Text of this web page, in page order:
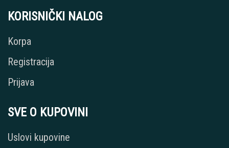
KORISNIČKI NALOG
Korpa
Registracija
Prijava
SVE O KUPOVINI
Uslovi kupovine